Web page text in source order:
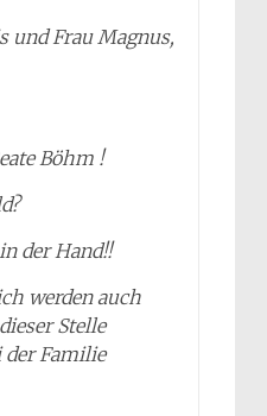
und Frau Magnus,
Böhm !
der Hand!!
werden auch
Stelle
der Familie